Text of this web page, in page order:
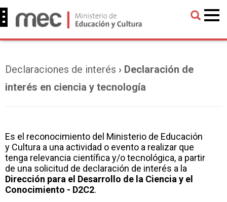
Declaraciones de interés › Declaración de
interés en ciencia y tecnología
Es el reconocimiento del Ministerio de Educación
y Cultura a una actividad o evento a realizar que
tenga relevancia científica y/o tecnológica, a partir
de una solicitud de declaración de interés a la
Dirección para el Desarrollo de la Ciencia y el
Conocimiento - D2C2.